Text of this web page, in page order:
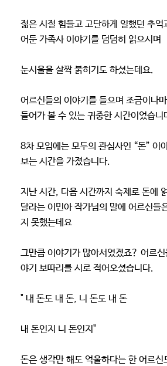
젊은 시절 힘들고 고단하게 일했던 추
어둔 가족사 이야기를 덤덤히 읽으시며
눈시울을 살짝 붉히기도 하셨는데요.
어르신들의 이야기를 들으며 조금이나
들어가 볼 수 있는 귀중한 시간이었습니
8차 모임에는 모두의 관심사인 “돈” 이
보는 시간을 가졌습니다.
지난 시간, 다음 시간까지 숙제로 돈에
달라는 이민아 작가님의 말에 어르신들
지 못했는데요
그만큼 이야기가 많아서였겠죠? 어르신
야기 보따리를 시로 적어오셨습니다.
" 내 돈도 내 돈, 니 돈도 내 돈
내 돈인지 니 돈인지"
돈은 생각만 해도 억울하다는 한 어르신